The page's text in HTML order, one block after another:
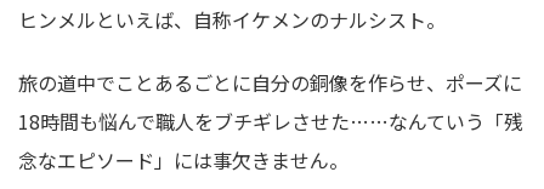
ヒンメルといえば、自称イケメンのナルシスト。
旅の道中でことあるごとに自分の銅像を作らせ、ポーズに
18時間も悩んで職人をブチギレさせた……なんていう「残
念なエピソード」には事欠きません。